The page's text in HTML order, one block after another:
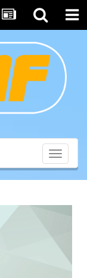
Toggle